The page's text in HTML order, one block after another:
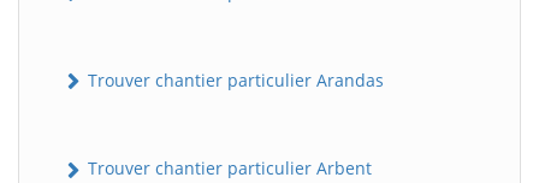
Trouver chantier particulier Arandas
Trouver chantier particulier Arbent